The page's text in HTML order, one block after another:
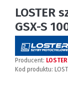
LOSTER
GSX-S
Producent: LOSTER
Kod produktu: